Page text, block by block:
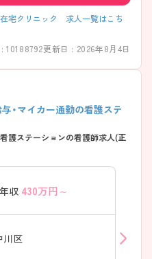
宅クリニック 求人一覧はこち
10188792更新日 : 2026年8月4日
・マイカー通勤の看護ステ
護ステーションの看護師求人(正
年収 430万円～
川区